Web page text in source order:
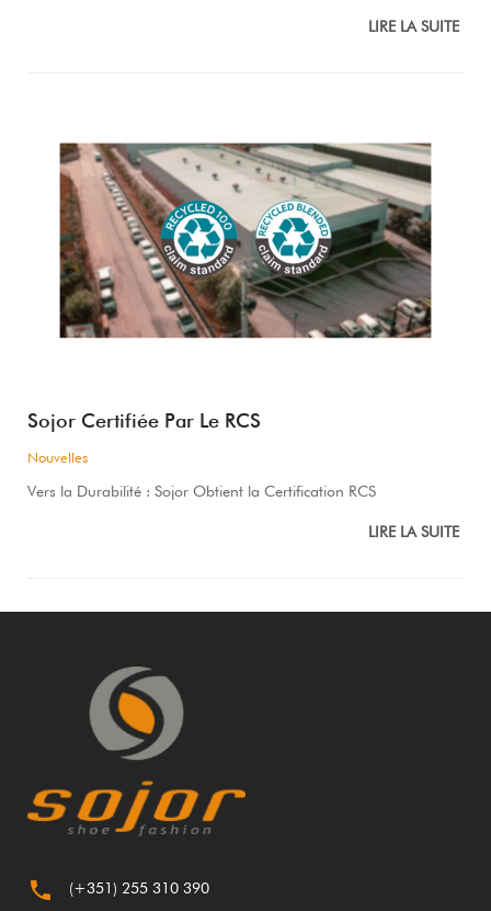
LIRE LA SUITE
Sojor Certifiée Par Le RCS
Nouvelles
Vers la Durabilité : Sojor Obtient la Certification RCS
LIRE LA SUITE
 (+351) 255 310 390